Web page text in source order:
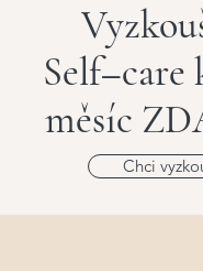
Self–care
měsíc
Chci